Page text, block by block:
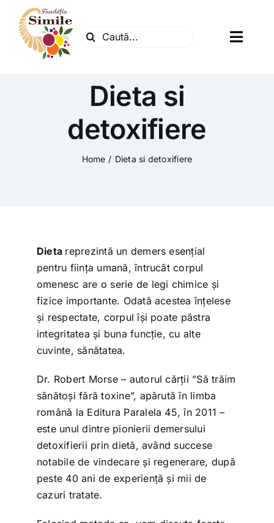
content
Search
Centrul natura
Articole
Shop
Tratamente naturale
Dieta si
detoxifiere
Home Dieta si detoxifiere
Dieta reprezintă un demers esențial
pentru ființa umană, întrucât corpul
omenesc are o serie de legi chimice și
fizice importante. Odată acestea înțelese
și respectate, corpul își poate păstra
integritatea și buna funcție, cu alte
cuvinte, sănătatea.
Dr. Robert Morse – autorul cărții ”Să trăim
sănătoși fără toxine”, apărută în limba
română la Editura Paralela 45, în 2011 –
este unul dintre pionierii demersului
detoxifierii prin dietă, având succese
notabile de vindecare și regenerare, după
peste 40 ani de experiență și mii de
cazuri tratate.